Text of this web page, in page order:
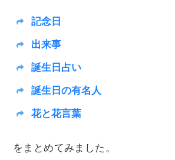
記念日
出来事
誕生日占い
誕生日の有名人
花と花言葉
をまとめてみました。